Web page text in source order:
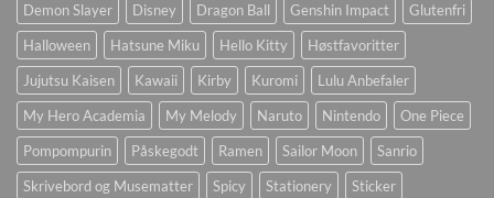
Demon Slayer
Disney Dragon Ball Genshin Impact
Glutenfri
Halloween
Hatsune Miku Hello Kitty
Høstfavoritter
Jujutsu Kaisen
Kawaii Kirby Kuromi
Lulu Anbefaler
My Hero Academia
My Melody Naruto Nintendo
One Piece
Pompompurin
Påskegodt Ramen Sailor Moon
Sanrio
Skrivebord og Musematter
Spicy Stationery
Sticker